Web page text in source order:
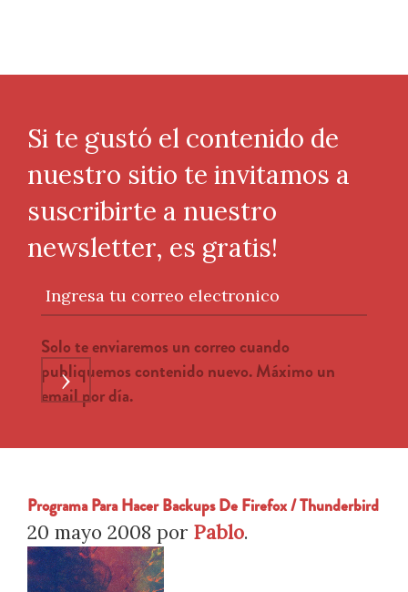
Si te gustó el contenido de
nuestro sitio te invitamos a
suscribirte a nuestro
newsletter, es gratis!
Ingresa tu correo electronico
Solo te enviaremos un correo cuando
publiquemos contenido nuevo. Máximo un
email por día.
›
Programa Para Hacer Backups De Firefox / Thunderbird
20 mayo 2008 por Pablo.